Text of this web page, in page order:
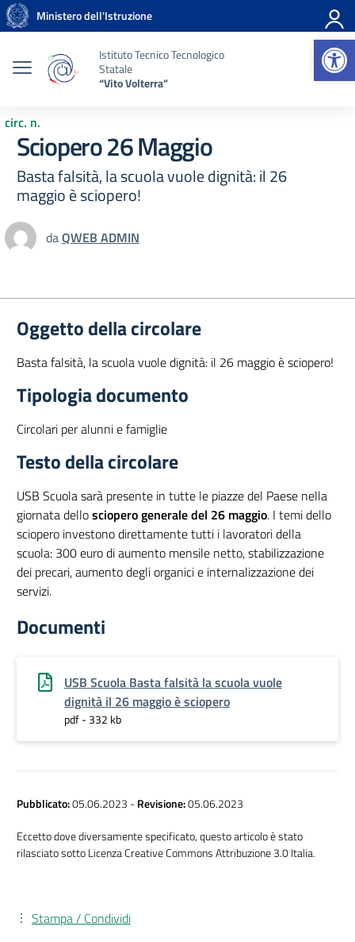
Vai ai contenuti
Vai al menu di navigazione
Vai al footerMinistero dell'Istruzione
Istituto Tecnico Tecnologico
Statale
“Vito Volterra”
circ. n.
Sciopero 26 Maggio
Basta falsità, la scuola vuole dignità: il 26
maggio è sciopero!
daQWEB ADMIN
Oggetto della circolare
Basta falsità, la scuola vuole dignità: il 26 maggio è sciopero!
Tipologia documento
Circolari per alunni e famiglie
Testo della circolare
USB Scuola sarà presente in tutte le piazze del Paese nella
giornata dellosciopero generale del 26 maggio. I temi dello
sciopero investono direttamente tutti i lavoratori della
scuola: 300 euro di aumento mensile netto, stabilizzazione
dei precari, aumento degli organici e internalizzazione dei
servizi.
Documenti
USB Scuola Basta falsità la scuola vuole
dignità il 26 maggio è sciopero
pdf - 332 kb
Pubblicato:05.06.2023 -Revisione:05.06.2023
Eccetto dove diversamente specificato, questo articolo è stato
rilasciato sotto Licenza Creative Commons Attribuzione 3.0 Italia.
Stampa / Condividi